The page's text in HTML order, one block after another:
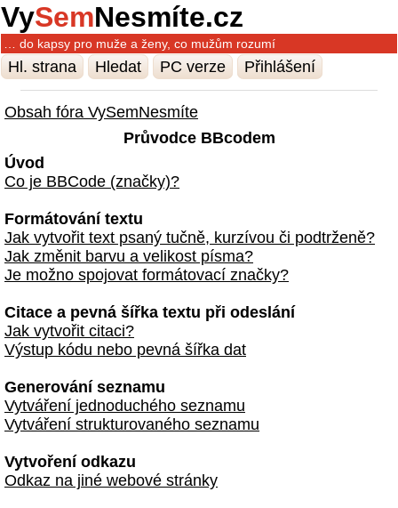
VySemNesmíte.cz
… do kapsy pro muže a ženy, co mužům rozumí
Hl. strana Hledat PC verze Přihlášení
Obsah fóra VySemNesmíte
Průvodce BBcodem
Úvod
Co je BBCode (značky)?
Formátování textu
Jak vytvořit text psaný tučně, kurzívou či podtrženě?
Jak změnit barvu a velikost písma?
Je možno spojovat formátovací značky?
Citace a pevná šířka textu při odeslání
Jak vytvořit citaci?
Výstup kódu nebo pevná šířka dat
Generování seznamu
Vytváření jednoduchého seznamu
Vytváření strukturovaného seznamu
Vytvoření odkazu
Odkaz na jiné webové stránky